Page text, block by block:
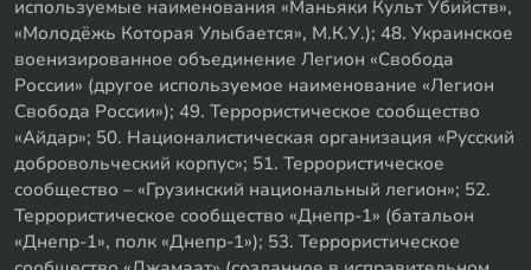
используемые наименования «Маньяки Культ Убийств»,
«Молодёжь Которая Улыбается», М.К.У.); 48. Украинское
военизированное объединение Легион «Свобода
России» (другое используемое наименование «Легион
Свобода России»); 49. Террористическое сообщество
«Айдар»; 50. Националистическая организация «Русский
добровольческий корпус»; 51. Террористическое
сообщество – «Грузинский национальный легион»; 52.
Террористическое сообщество «Днепр-1» (батальон
«Днепр-1», полк «Днепр-1»); 53. Террористическое